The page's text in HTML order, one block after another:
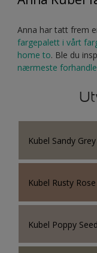
Anna har tatt frem
fargepalett i vårt
home to. Ble du
nærmeste
Kubel Sandy Grey
Kubel Rusty Rose
Kubel Poppy